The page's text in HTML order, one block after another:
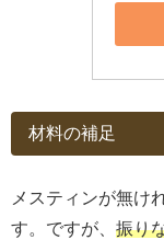
材料の補足
メスティンが無け
す。ですが、 振り